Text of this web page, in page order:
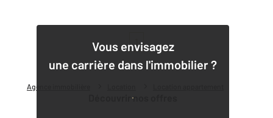
Agence immobilière
Vous envisagez
une carrière dans l'immobilier ?
Découvrir nos offres